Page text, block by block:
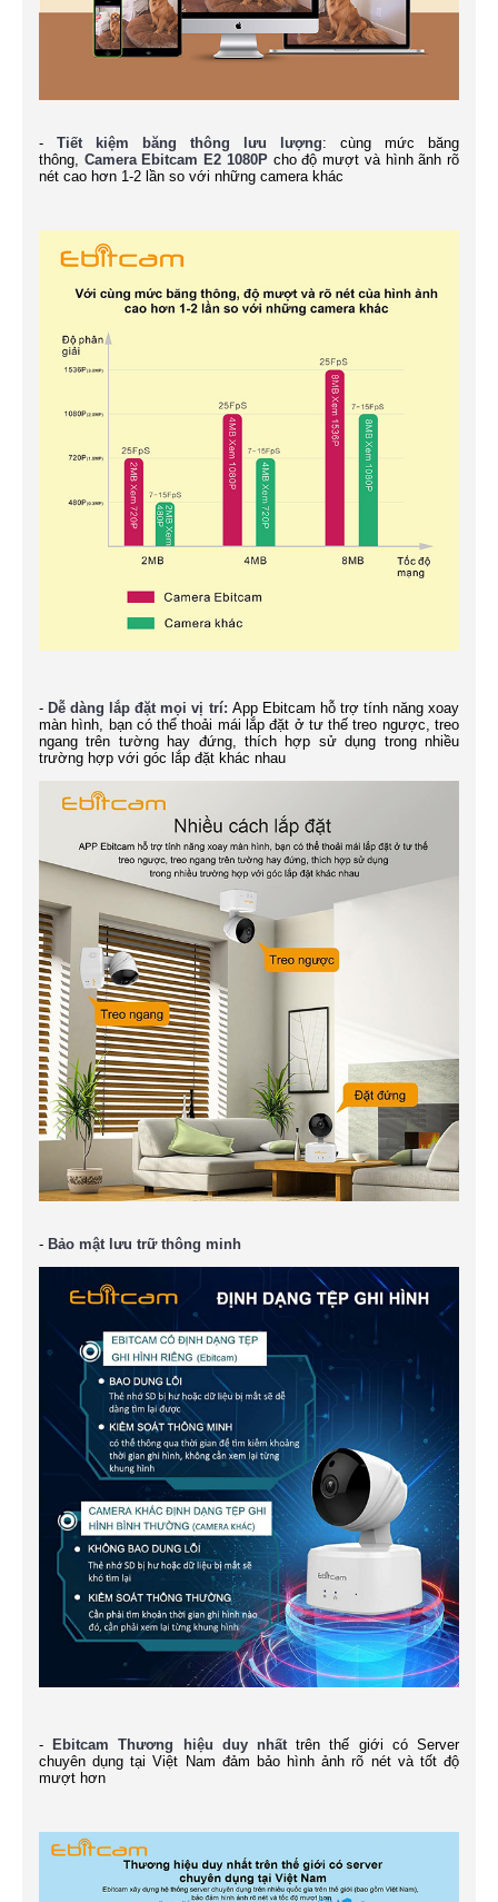
- Tiết kiệm băng thông lưu lượng: cùng mức băng
thông, Camera Ebitcam E2 1080Pcho độ mượt và hình ãnh rõ
nét cao hơn 1-2 lần so với những camera khác
- Dễ dàng lắp đặt mọi vị trí: App Ebitcam hỗ trợ tính năng xoay
màn hình, bạn có thể thoải mái lắp đặt ở tư thế treo ngược, treo
ngang trên tường hay đứng, thích hợp sử dụng trong nhiều
trường hợp với góc lắp đặt khác nhau
- Bảo mật lưu trữ thông minh
- Ebitcam Thương hiệu duy nhất trên thế giới có Server
chuyên dụng tại Việt Nam đảm bảo hình ảnh rõ nét và tốt độ
mượt hơn